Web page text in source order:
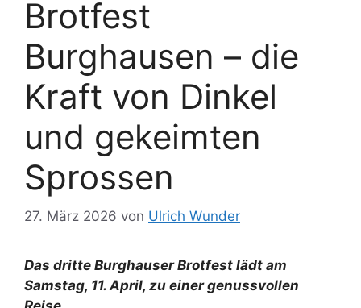
Brotfest
Burghausen – die
Kraft von Dinkel
und gekeimten
Sprossen
27. März 2026 von Ulrich Wunder
Das dritte Burghauser Brotfest lädt am
Samstag, 11. April, zu einer genussvollen